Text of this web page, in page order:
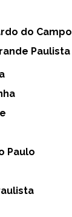
do Campo
Paulista
Paulo